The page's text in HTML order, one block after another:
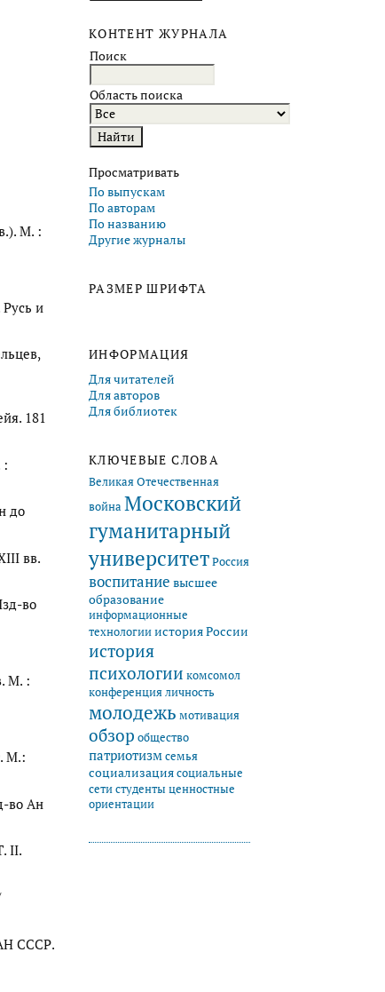
КОНТЕНТ ЖУРНАЛА
Поиск
Область поиска
Просматривать
По выпускам
По авторам
По названию
Другие журналы
РАЗМЕР ШРИФТА
ИНФОРМАЦИЯ
Для читателей
Для авторов
Для библиотек
КЛЮЧЕВЫЕ СЛОВА
Великая Отечественная
войнаМосковский
гуманитарный
университетРоссия
воспитание высшее
образование
информационные
технологииистория России
история
психологии комсомол
конференцияличность
молодежь мотивация
обзор общество
патриотизмсемья
социализациясоциальные
сетистуденты ценностные
ориентации
М. :
и
181
:
до
вв.
во
М. :
М.:
во Ан
II.
СССР.